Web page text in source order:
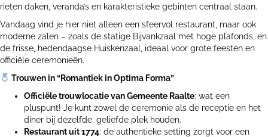
rieten daken, veranda’s en karakteristieke gebinten centraal staan.
Vandaag vind je hier niet alleen een sfeervol restaurant, maar ook
moderne zalen – zoals de statige Bijvankzaal met hoge plafonds, en
de frisse, hedendaagse Huiskenzaal, ideaal voor grote feesten en
officiële ceremonieën.
Trouwen in “Romantiek in Optima Forma”
Officiële trouwlocatie van Gemeente Raalte: wat een
pluspunt! Je kunt zowel de ceremonie als de receptie en het
diner bij dezelfde, geliefde plek houden.
Restaurant uit 1774: de authentieke setting zorgt voor een